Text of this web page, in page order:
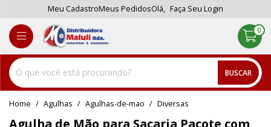
Meu CadastroMeus PedidosOlá, Faça Seu Login
BUSCAR
0
home Agulhas agulhas-de-mao diversas
Agulha de Mão para Sacaria Pacote com